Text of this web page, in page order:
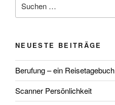
nach:
NEUESTE BEITRÄGE
Berufung – ein Reisetagebuch
Scanner Persönlichkeit